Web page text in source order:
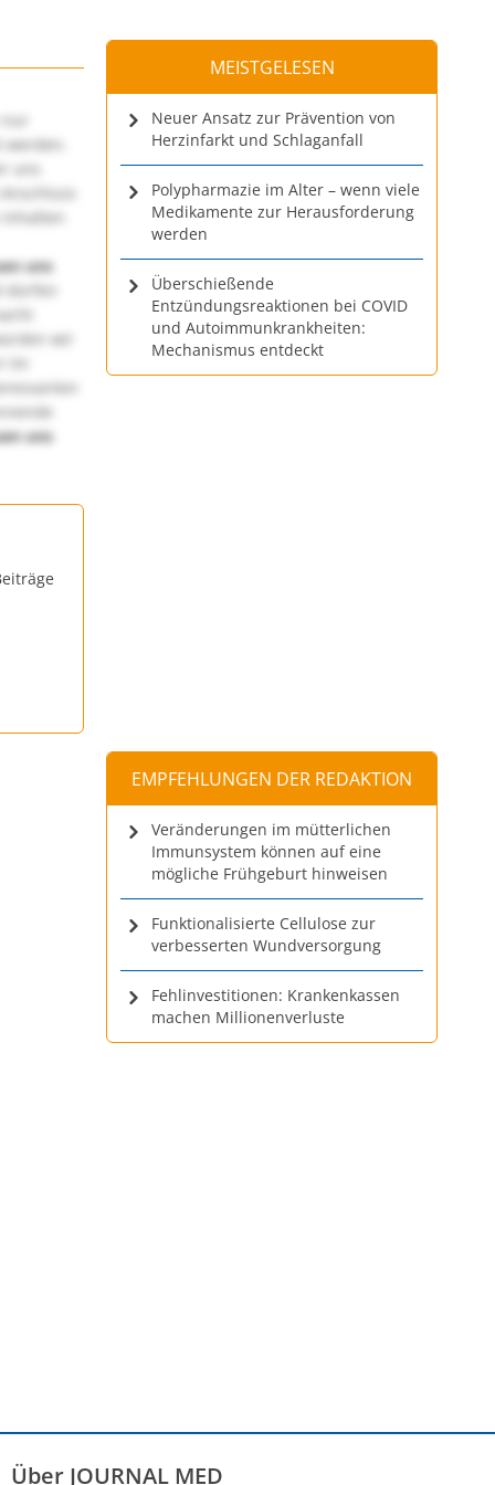
uns
uns
wir
Im
uns
MEISTGELESEN
Neuer Ansatz zur Prävention von
Herzinfarkt und Schlaganfall
Polypharmazie im Alter – wenn viele
Medikamente zur Herausforderung
werden
Überschießende
Entzündungsreaktionen bei COVID
und Autoimmunkrankheiten:
Mechanismus entdeckt
EMPFEHLUNGEN DER REDAKTION
Veränderungen im mütterlichen
Immunsystem können auf eine
mögliche Frühgeburt hinweisen
Funktionalisierte Cellulose zur
verbesserten Wundversorgung
Fehlinvestitionen: Krankenkassen
machen Millionenverluste
Über JOURNAL MED